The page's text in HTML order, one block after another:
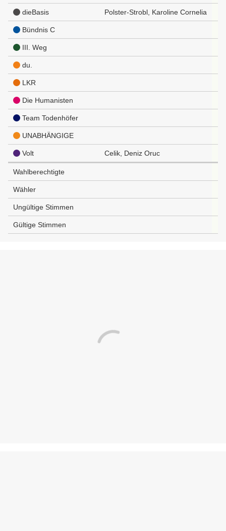
dieBasis Polster-Strobl, Karoline Cornelia
Bündnis C
III. Weg
du.
LKR
Die Humanisten
Team Todenhöfer
UNABHÄNGIGE
Volt Celik, Deniz Oruc
Wahlberechtigte
Wähler
Ungültige Stimmen
Gültige Stimmen